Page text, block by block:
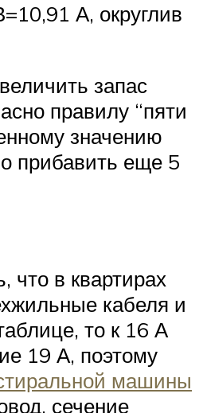
А, округлив
запас
правилу “пяти
значению
прибавить еще 5
что в квартирах
кабеля и
то к 16 А
19 А, поэтому
машины
сечение